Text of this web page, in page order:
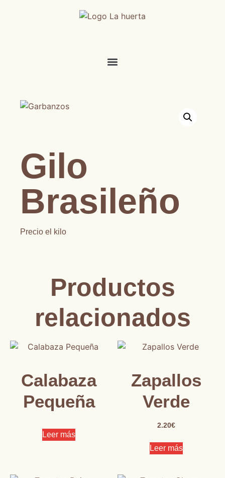
Gilo
Brasileño
Precio el kilo
Productos
relacionados
Calabaza
Pequeña
Leer más
Zapallos
Verde
2.20€
Leer más